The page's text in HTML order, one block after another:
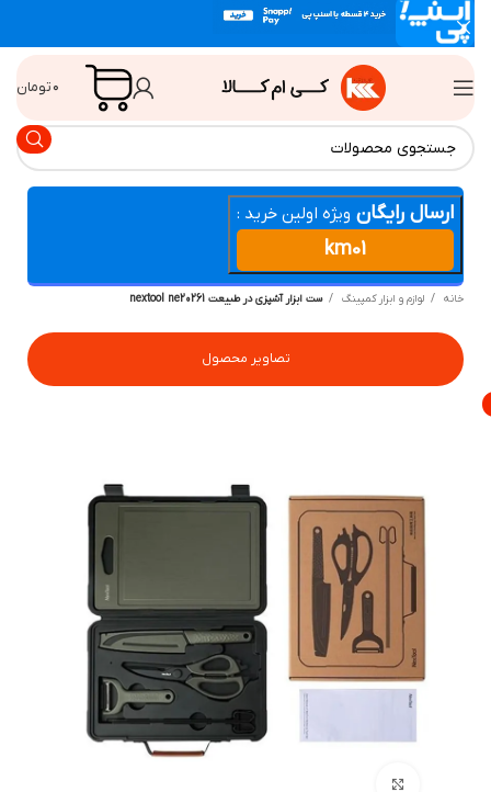
تومان
ارسال رایگان ویژه اولین خرید :
km01
لوازم و ابزار کمپینگ ست ابزار آشپزی در طبیعت nextool ne20261
تصاویر محصول
بزرگنمایی تصویر